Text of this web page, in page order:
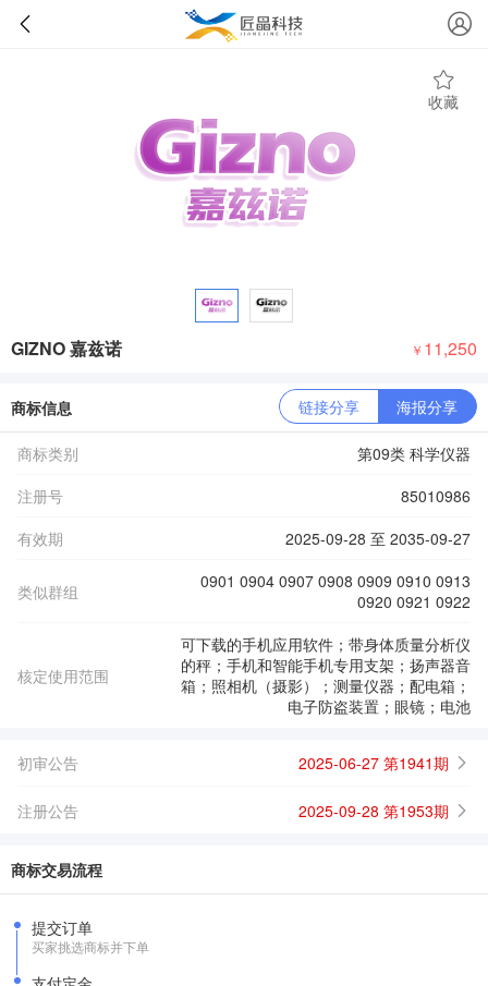
收藏
GIZNO 嘉兹诺 ￥ 11,250
商标信息 链接分享 海报分享
商标类别
第09类 科学仪器
注册号
85010986
有效期
2025-09-28 至 2035-09-27
类似群组
0901 0904 0907 0908 0909 0910 0913
0920 0921 0922
核定使用范围
可下载的手机应用软件；带身体质量分析仪
的秤；手机和智能手机专用支架；扬声器音
箱；照相机（摄影）；测量仪器；配电箱；
电子防盗装置；眼镜；电池
初审公告 2025-06-27 第1941期
注册公告 2025-09-28 第1953期
商标交易流程
提交订单
买家挑选商标并下单